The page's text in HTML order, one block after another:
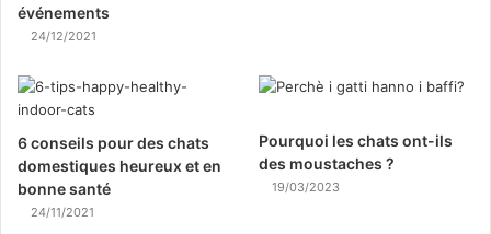
événements
24/12/2021
6 conseils pour des chats
domestiques heureux et en
bonne santé
24/11/2021
Pourquoi les chats ont-ils
des moustaches ?
19/03/2023